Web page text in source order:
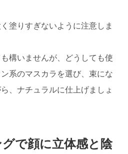
塗りすぎないように注意しま
構いませんが、どうしても使
系のマスカラを選び、束にな
、ナチュラルに仕上げましょ
で顔に立体感と陰